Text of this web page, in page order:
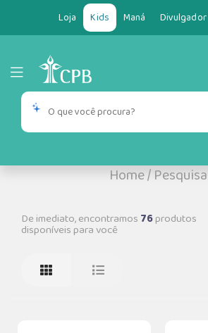
Loja Kids Maná Divulgador
Home/Pesquisa
De imediato, encontramos 76produtos
disponíveis para você